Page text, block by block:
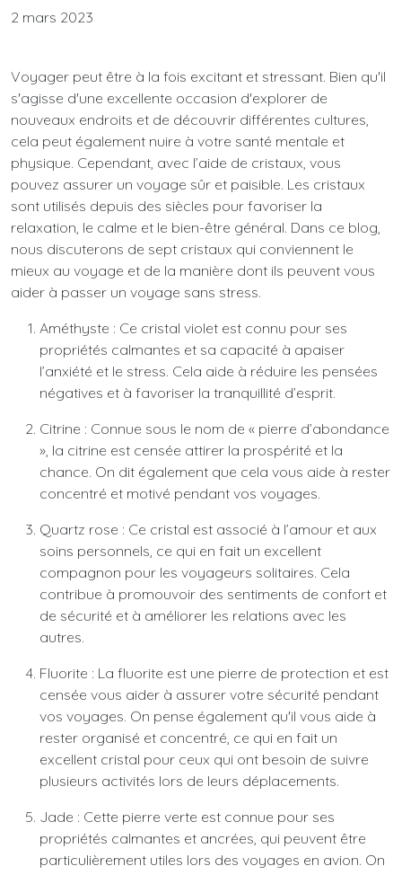
2 mars 2023
Voyager peut être à la fois excitant et stressant. Bien qu'il
s'agisse d'une excellente occasion d'explorer de
nouveaux endroits et de découvrir différentes cultures,
cela peut également nuire à votre santé mentale et
physique. Cependant, avec l’aide de cristaux, vous
pouvez assurer un voyage sûr et paisible. Les cristaux
sont utilisés depuis des siècles pour favoriser la
relaxation, le calme et le bien-être général. Dans ce blog,
nous discuterons de sept cristaux qui conviennent le
mieux au voyage et de la manière dont ils peuvent vous
aider à passer un voyage sans stress.
Améthyste : Ce cristal violet est connu pour ses
propriétés calmantes et sa capacité à apaiser
l’anxiété et le stress. Cela aide à réduire les pensées
négatives et à favoriser la tranquillité d’esprit.
Citrine : Connue sous le nom de « pierre d’abondance
», la citrine est censée attirer la prospérité et la
chance. On dit également que cela vous aide à rester
concentré et motivé pendant vos voyages.
Quartz rose : Ce cristal est associé à l’amour et aux
soins personnels, ce qui en fait un excellent
compagnon pour les voyageurs solitaires. Cela
contribue à promouvoir des sentiments de confort et
de sécurité et à améliorer les relations avec les
autres.
Fluorite : La fluorite est une pierre de protection et est
censée vous aider à assurer votre sécurité pendant
vos voyages. On pense également qu'il vous aide à
rester organisé et concentré, ce qui en fait un
excellent cristal pour ceux qui ont besoin de suivre
plusieurs activités lors de leurs déplacements.
Jade : Cette pierre verte est connue pour ses
propriétés calmantes et ancrées, qui peuvent être
particulièrement utiles lors des voyages en avion. On